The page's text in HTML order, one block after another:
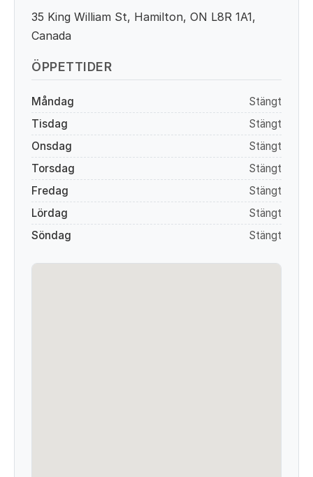
35 King William St, Hamilton, ON L8R 1A1,
Canada
ÖPPETTIDER
Måndag
Stängt
Tisdag
Stängt
Onsdag
Stängt
Torsdag
Stängt
Fredag
Stängt
Lördag
Stängt
Söndag
Stängt